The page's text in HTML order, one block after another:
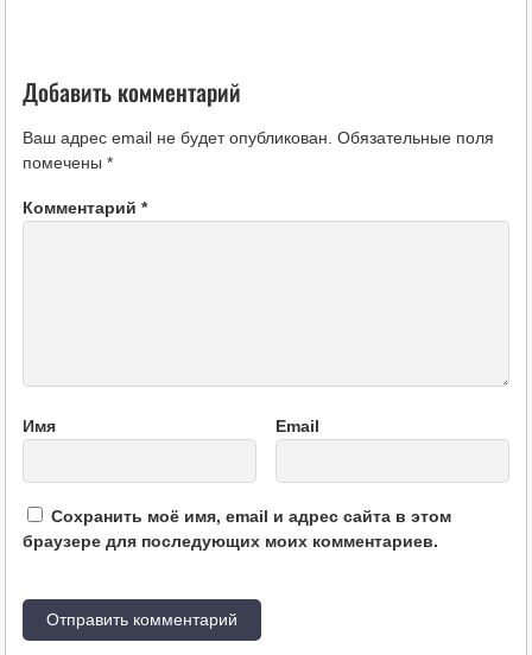
Добавить комментарий
Ваш адрес email не будет опубликован. Обязательные поля
помечены *
Комментарий *
Имя Email
Сохранить моё имя, email и адрес сайта в этом
браузере для последующих моих комментариев.